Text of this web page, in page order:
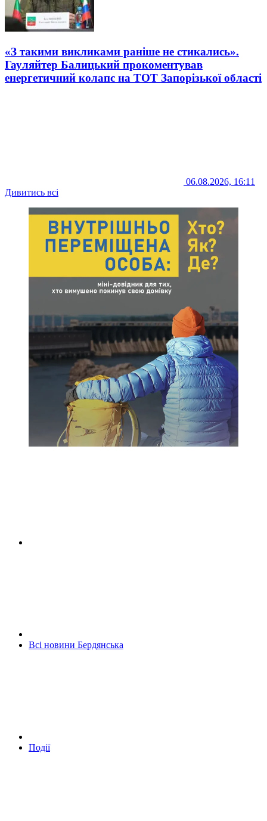
«З такими викликами раніше не стикались».
Гауляйтер Балицький прокоментував
енергетичний колапс на ТОТ Запорізької області
06.08.2026, 16:11
Дивитись всі
Всі новини Бердянська
Події